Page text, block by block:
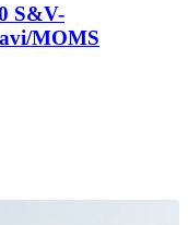
S&V-
MOMS